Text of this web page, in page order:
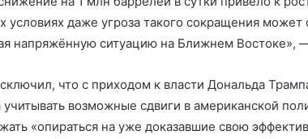
условиях даже угроза такого сокращения может
напряжённую ситуацию на Ближнем Востоке»,
что с приходом к власти Дональда
возможные сдвиги в американской
«опираться на уже доказавшие свою